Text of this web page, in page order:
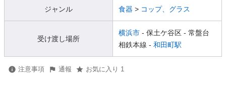
ジャンル 食器 > コップ、グラス
受け渡し場所
横浜市 - 保土ケ谷区 - 常盤台
相鉄本線 - 和田町駅
注意事項 通報 お気に入り 1